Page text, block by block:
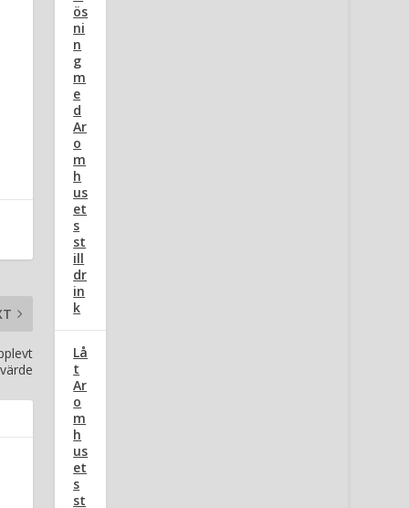
värde
ös
ni
n
g
m
e
d
Ar
o
m
h
us
et
s
st
ill
dr
in
k
Lå
t
Ar
o
m
h
us
et
s
st